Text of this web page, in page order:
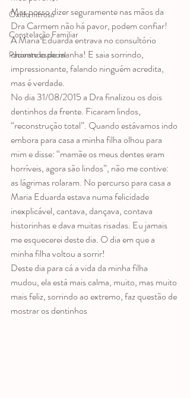
Óxido nitroso
Constelação Familiar
Paciente especial
Mas posso dizer seguramente nas mãos da
Dra Carmem não há pavor, podem confiar!
A Maria Eduarda entrava no consultório
chorando de manha! E saia sorrindo,
impressionante, falando ninguém acredita,
mas é verdade.
No dia 31/08/2015 a Dra finalizou os dois
dentinhos da frente. Ficaram lindos,
“reconstrução total”. Quando estávamos indo
embora para casa a minha filha olhou para
mim e disse: “mamãe os meus dentes eram
horríveis, agora são lindos”, não me contive:
as lágrimas rolaram. No percurso para casa a
Maria Eduarda estava numa felicidade
inexplicável, cantava, dançava, contava
historinhas e dava muitas risadas. Eu jamais
me esquecerei deste dia. O dia em que a
minha filha voltou a sorrir!
Deste dia para cá a vida da minha filha
mudou, ela está mais calma, muito, mas muito
mais feliz, sorrindo ao extremo, faz questão de
mostrar os dentinhos